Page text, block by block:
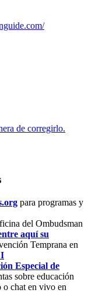
de corregirlo.
para programas y
del Ombudsman
aquí su
Temprana en
Especial de
sobre educación
o chat en vivo en